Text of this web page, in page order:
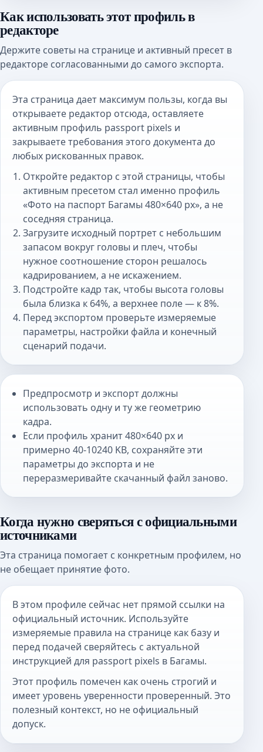
Как использовать этот профиль в
редакторе
Держите советы на странице и активный пресет в
редакторе согласованными до самого экспорта.
Эта страница дает максимум пользы, когда вы
открываете редактор отсюда, оставляете
активным профиль passport pixels и
закрываете требования этого документа до
любых рискованных правок.
Откройте редактор с этой страницы, чтобы
активным пресетом стал именно профиль
«Фото на паспорт Багамы 480×640 px», а не
соседняя страница.
Загрузите исходный портрет с небольшим
запасом вокруг головы и плеч, чтобы
нужное соотношение сторон решалось
кадрированием, а не искажением.
Подстройте кадр так, чтобы высота головы
была близка к 64%, а верхнее поле — к 8%.
Перед экспортом проверьте измеряемые
параметры, настройки файла и конечный
сценарий подачи.
Предпросмотр и экспорт должны
использовать одну и ту же геометрию
кадра.
Если профиль хранит 480×640 px и
примерно 40-10240 KB, сохраняйте эти
параметры до экспорта и не
переразмеривайте скачанный файл заново.
Когда нужно сверяться с официальными
источниками
Эта страница помогает с конкретным профилем, но
не обещает принятие фото.
В этом профиле сейчас нет прямой ссылки на
официальный источник. Используйте
измеряемые правила на странице как базу и
перед подачей сверяйтесь с актуальной
инструкцией для passport pixels в Багамы.
Этот профиль помечен как очень строгий и
имеет уровень уверенности проверенный. Это
полезный контекст, но не официальный
допуск.